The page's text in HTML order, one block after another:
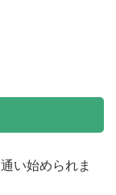
通い始められま